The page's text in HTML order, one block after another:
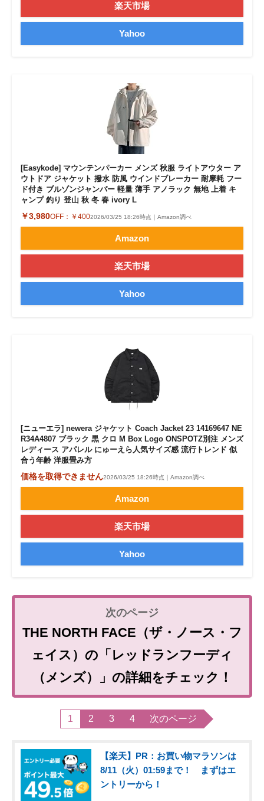
楽天市場
Yahoo
[Easykode] マウンテンパーカー メンズ 秋服 ライトアウター ア
ウトドア ジャケット 撥水 防風 ウインドブレーカー 耐摩耗 フー
ド付き ブルゾンジャンパー 軽量 薄手 アノラック 無地 上着 キ
ャンプ 釣り 登山 秋 冬 春 ivory L
￥3,980OFF： ￥4002026/03/25 18:26時点｜Amazon調べ
Amazon
楽天市場
Yahoo
[ニューエラ] newera ジャケット Coach Jacket 23 14169647 NE
R34A4807 ブラック 黒 クロ M Box Logo ONSPOTZ別注 メンズ
レディース アパレル にゅーえら人気サイズ感 流行トレンド 似
合う年齢 洋服畳み方
価格を取得できません2026/03/25 18:26時点｜Amazon調べ
Amazon
楽天市場
Yahoo
THE NORTH FACE（ザ・ノース・フ
ェイス）の「レッドランフーディ
（メンズ）」の詳細をチェック！
1 2 3 4 次のページ
【楽天】PR：お買い物マラソンは
8/11（火）01:59まで！ まずはエ
ントリーから！